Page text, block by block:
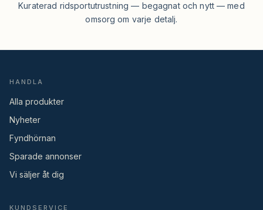
Kuraterad ridsportutrustning — begagnat och nytt — med
omsorg om varje detalj.
HANDLA
Alla produkter
Nyheter
Fyndhörnan
Sparade annonser
Vi säljer åt dig
KUNDSERVICE